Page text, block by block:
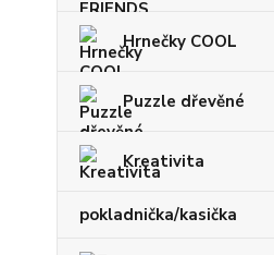
Hrnečky COOL
Puzzle dřevěné
Kreativita
pokladnička/kasička